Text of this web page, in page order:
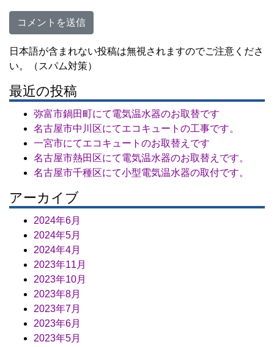
日本語が含まれない投稿は無視されますのでご注意くださ
い。（スパム対策）
最近の投稿
弥富市鍋田町にて電気温水器のお取替です
名古屋市中川区にてエコキュートの工事です。
一宮市にてエコキュートのお取替えです
名古屋市熱田区にて電気温水器のお取替えです。
名古屋市千種区にて小型電気温水器の取付です。
アーカイブ
2024年6月
2024年5月
2024年4月
2023年11月
2023年10月
2023年8月
2023年7月
2023年6月
2023年5月